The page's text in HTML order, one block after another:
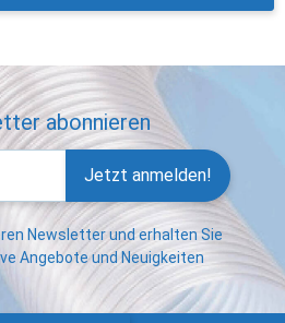
abonnieren
Jetzt anmelden!
Newsletter und erhalten Sie
Angebote und Neuigkeiten